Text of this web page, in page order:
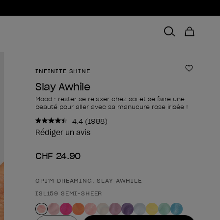
INFINITE SHINE
Slay Awhile
Mood : rester se relaxer chez soi et se faire une
beauté pour aller avec sa manucure rose irisée !
4.4 Lire
1988
page.
(1988)
Rédiger un avis
CHF 24.90
Forme du produit
OPI'M DREAMING: SLAY AWHILE
ISL159 SEMI-SHEER